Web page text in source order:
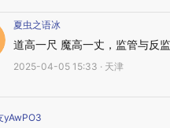
夏虫之语冰
道高一尺 魔高一丈，监管与反监
2025-04-05 15:33 · 天津
yAwPO3